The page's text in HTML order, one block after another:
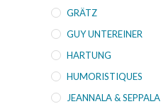
GRÄTZ
GUY UNTEREINER
HARTUNG
HUMORISTIQUES
JEANNALA & SEPPALA